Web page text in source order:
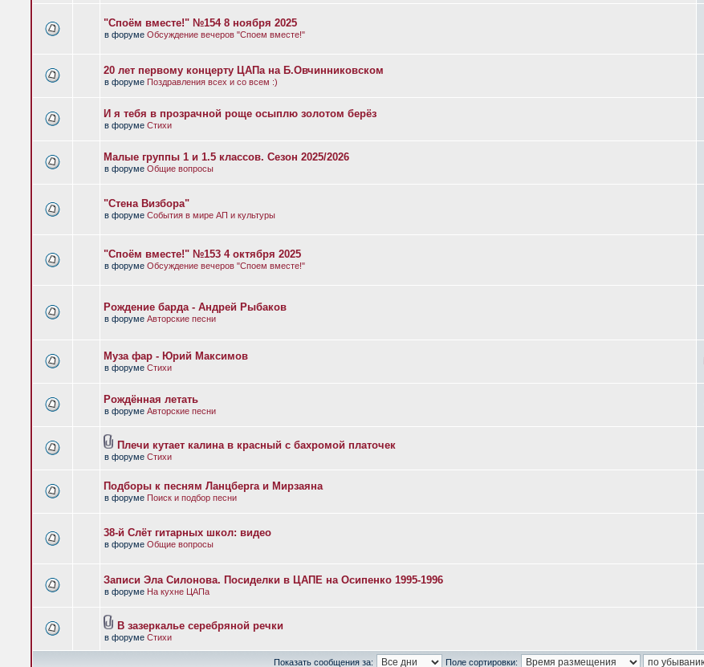
"Споём вместе!" №154 8 ноября 2025
в форуме Обсуждение вечеров "Споем вместе!"
20 лет первому концерту ЦАПа на Б.Овчинниковском
в форуме Поздравления всех и со всем :)
И я тебя в прозрачной роще осыплю золотом берёз
в форуме Стихи
Малые группы 1 и 1.5 классов. Сезон 2025/2026
в форуме Общие вопросы
"Стена Визбора"
в форуме События в мире АП и культуры
"Споём вместе!" №153 4 октября 2025
в форуме Обсуждение вечеров "Споем вместе!"
Рождение барда - Андрей Рыбаков
в форуме Авторские песни
Муза фар - Юрий Максимов
в форуме Стихи
Рождённая летать
в форуме Авторские песни
Плечи кутает калина в красный с бахромой платочек
в форуме Стихи
Подборы к песням Ланцберга и Мирзаяна
в форуме Поиск и подбор песни
38-й Слёт гитарных школ: видео
в форуме Общие вопросы
Записи Эла Силонова. Посиделки в ЦАПЕ на Осипенко 1995-1996
в форуме На кухне ЦАПа
В зазеркалье серебряной речки
в форуме Стихи
Показать сообщения за: Поле сортировки: